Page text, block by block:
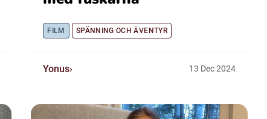
FILM SPÄNNING OCH ÄVENTYR
Yonus 13 Dec2024